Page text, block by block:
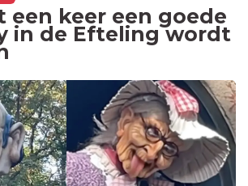
een keer een goede
in de Efteling wordt